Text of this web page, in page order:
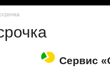
Сервис